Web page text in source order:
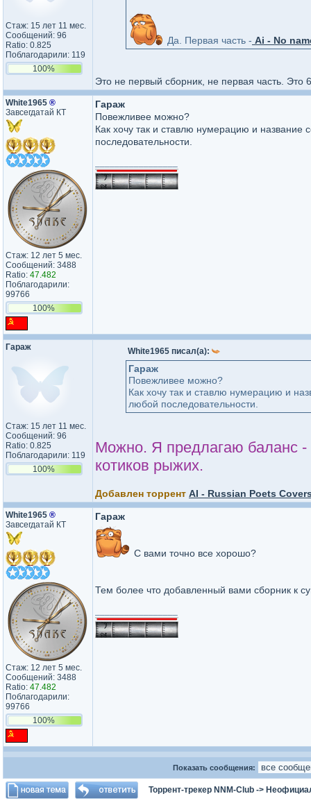
Стаж: 15 лет 11 мес.
Сообщений: 96
Ratio: 0.825
Поблагодарили: 119
100%
Да. Первая часть - Ai - No
Это не первый сборник, не первая часть. Это
White1965 ®
Завсегдатай КТ
Стаж: 12 лет 5 мес.
Сообщений: 3488
Ratio: 47.482
Поблагодарили:
99766
100%
Гараж
Повежливее можно?
Как хочу так и ставлю нумерацию и название
последовательности.
Гараж
Стаж: 15 лет 11 мес.
Сообщений: 96
Ratio: 0.825
Поблагодарили: 119
100%
White1965 писал(а):
Гараж
Повежливее можно?
Как хочу так и ставлю нумерацию и
любой последовательности.
Можно. Я предлагаю баланс -
котиков рыжих.
Добавлен торрент AI - Russian Poets
White1965 ®
Завсегдатай КТ
Стаж: 12 лет 5 мес.
Сообщений: 3488
Ratio: 47.482
Поблагодарили:
99766
100%
Гараж
С вами точно все хорошо?
Тем более что добавленный вами сборник к
Показать сообщения:
Торрент-трекер NNM-Club ->